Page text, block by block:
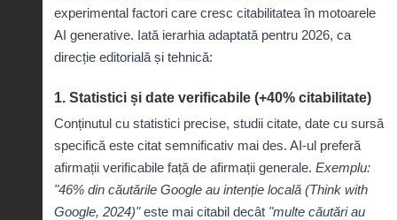
experimental factori care cresc citabilitatea în motoarele
AI generative. Iată ierarhia adaptată pentru 2026, ca
direcție editorială și tehnică:
1. Statistici și date verificabile (+40% citabilitate)
Conținutul cu statistici precise, studii citate, date cu sursă
specifică este citat semnificativ mai des. AI-ul preferă
afirmații verificabile față de afirmații generale.Exemplu:
"46% din căutările Google au intenție locală (Think with
Google, 2024)"este mai citabil decât "multe căutări au